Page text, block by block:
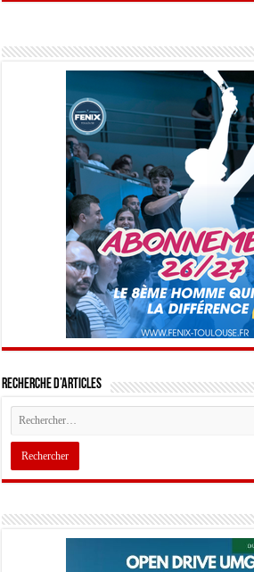
Recherche d’articles